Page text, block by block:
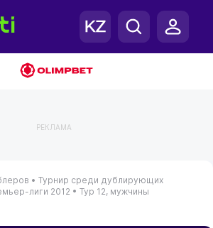
РЕКЛАМА
• Турнир среди дублирующих
лиги 2012 • Тур 12, мужчины